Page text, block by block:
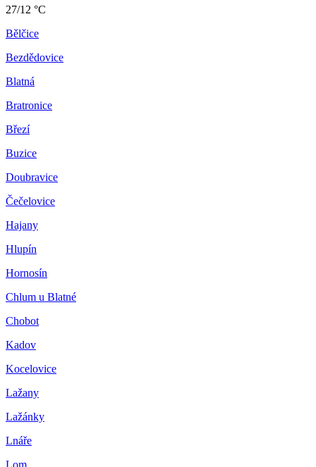
27/12 °C
Bělčice
Bezdědovice
Blatná
Bratronice
Březí
Buzice
Doubravice
Čečelovice
Hajany
Hlupín
Hornosín
Chlum u Blatné
Chobot
Kadov
Kocelovice
Lažany
Lažánky
Lnáře
Lom